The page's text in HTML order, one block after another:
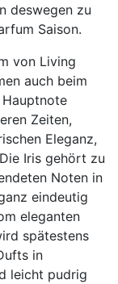
deswegen zu
Saison.
von Living
auch beim
Zeiten,
Eleganz,
Iris gehört zu
Noten in
eindeutig
eleganten
spätestens
in
leicht pudrig